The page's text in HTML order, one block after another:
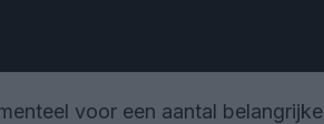
voor een aantal belangrijke